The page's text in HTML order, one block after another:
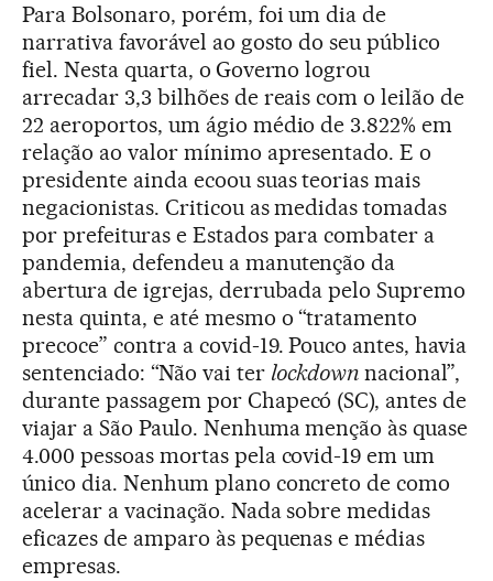
Para Bolsonaro, porém, foi um dia de
narrativa favorável ao gosto do seu público
fiel. Nesta quarta, o Governo logrou
arrecadar 3,3 bilhões de reais com o leilão de
22 aeroportos, um ágio médio de 3.822% em
relação ao valor mínimo apresentado. E o
presidente ainda ecoou suas teorias mais
negacionistas. Criticou as medidas tomadas
por prefeituras e Estados para combater a
pandemia, defendeu a manutenção da
abertura de igrejas, derrubada pelo Supremo
nesta quinta, e até mesmo o “tratamento
precoce” contra a covid-19. Pouco antes, havia
sentenciado: “Não vai ter lockdown nacional”,
durante passagem por Chapecó (SC), antes de
viajar a São Paulo. Nenhuma menção às quase
4.000 pessoas mortas pela covid-19 em um
único dia. Nenhum plano concreto de como
acelerar a vacinação. Nada sobre medidas
eficazes de amparo às pequenas e médias
empresas.